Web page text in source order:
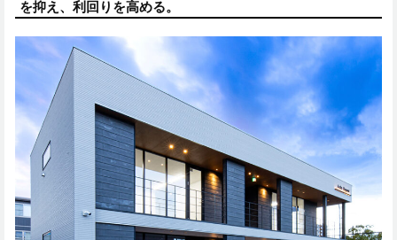
を抑え、利回りを高める。